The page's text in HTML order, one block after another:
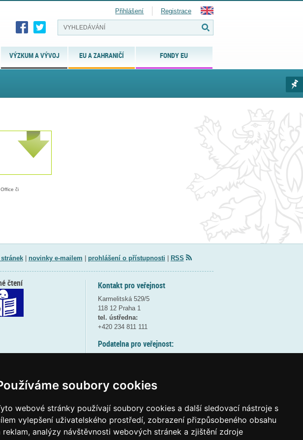
soubory cookies
webové stránky používají soubory cookies a další sledovací nástroje s
vylepšení uživatelského prostředí, zobrazení přizpůsobeného obsahu
reklam, analýzy návštěvnosti webových stránek a zjištění zdroje
VÝZKUM A VÝVOJ EU A ZAHRANIČÍ FONDY EU
Přihlášení Registrace
či
| novinky e-mailem prohlášení o přístupnosti RSS
Kontakt pro veřejnost
Karmelitská 529/5
118 12 Praha 1
tel. ústředna:
+420 234 811 111
Podatelna pro veřejnost:
(více informací
Elektronická podatelna:
posta@msmtgov cz
čtení